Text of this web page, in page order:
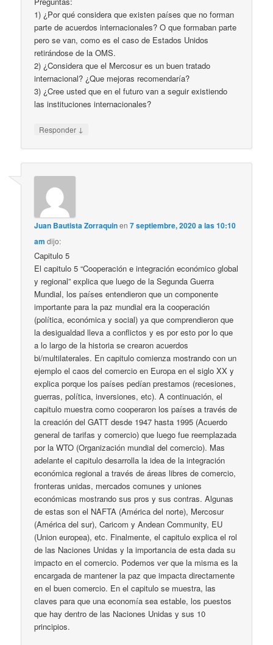
1) ¿Por qué considera que existen países que no forman
parte de acuerdos internacionales? O que formaban parte
pero se van, como es el caso de Estados Unidos
retirándose de la OMS.
2) ¿Considera que el Mercosur es un buen tratado
internacional? ¿Que mejoras recomendaría?
3) ¿Cree usted que en el futuro van a seguir existiendo
las instituciones internacionales?
Responder ↓
Juan Bautista Zorraquinen7 septiembre, 2020 a las 10:10
am dijo:
Capitulo 5
El capitulo 5 “Cooperación e integración económico global
y regional” explica que luego de la Segunda Guerra
Mundial, los países entendieron que un componente
importante para la paz mundial era la cooperación
(política, económica y social) ya que comprendieron que
la desigualdad lleva a conflictos y es por esto por lo que
a lo largo de la historia se crearon acuerdos
bi/multilaterales. En capitulo comienza mostrando con un
ejemplo el caos del comercio en Europa en el siglo XX y
explica porque los países pedían prestamos (recesiones,
guerras, política, inversiones, etc). A continuación, el
capitulo muestra como cooperaron los países a través de
la creación del GATT desde 1947 hasta 1995 (Acuerdo
general de tarifas y comercio) que luego fue reemplazada
por la WTO (Organización mundial del comercio). Mas
adelante el capitulo desarrolla la idea de la integración
económica regional a través de áreas libres de comercio,
fronteras unidas, mercados comunes y uniones
económicas mostrando sus pros y sus contras. Algunas
de estas son el NAFTA (América del norte), Mercosur
(América del sur), Caricom y Andean Community, EU
(Union europea), etc. Finalmente, el capitulo explica el rol
de las Naciones Unidas y la importancia de esta dada su
impacto en el comercio. Podemos ver que la misma es la
encargada de mantener la paz que impacta directamente
en el buen comercio. En el capitulo se muestra, las
claves para que una economía sea estable, los puestos
que hay dentro de las Naciones Unidas y sus 10
principios.